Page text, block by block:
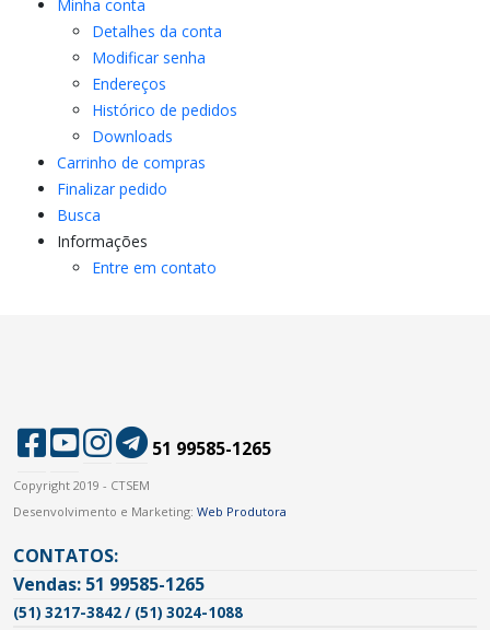
Minha conta
Detalhes da conta
Modificar senha
Endereços
Histórico de pedidos
Downloads
Carrinho de compras
Finalizar pedido
Busca
Informações
Entre em contato
51 99585-1265
Copyright 2019 - CTSEM
Desenvolvimento e Marketing: Web Produtora
CONTATOS:
Vendas: 51 99585-1265
(51) 3217-3842 / (51) 3024-1088